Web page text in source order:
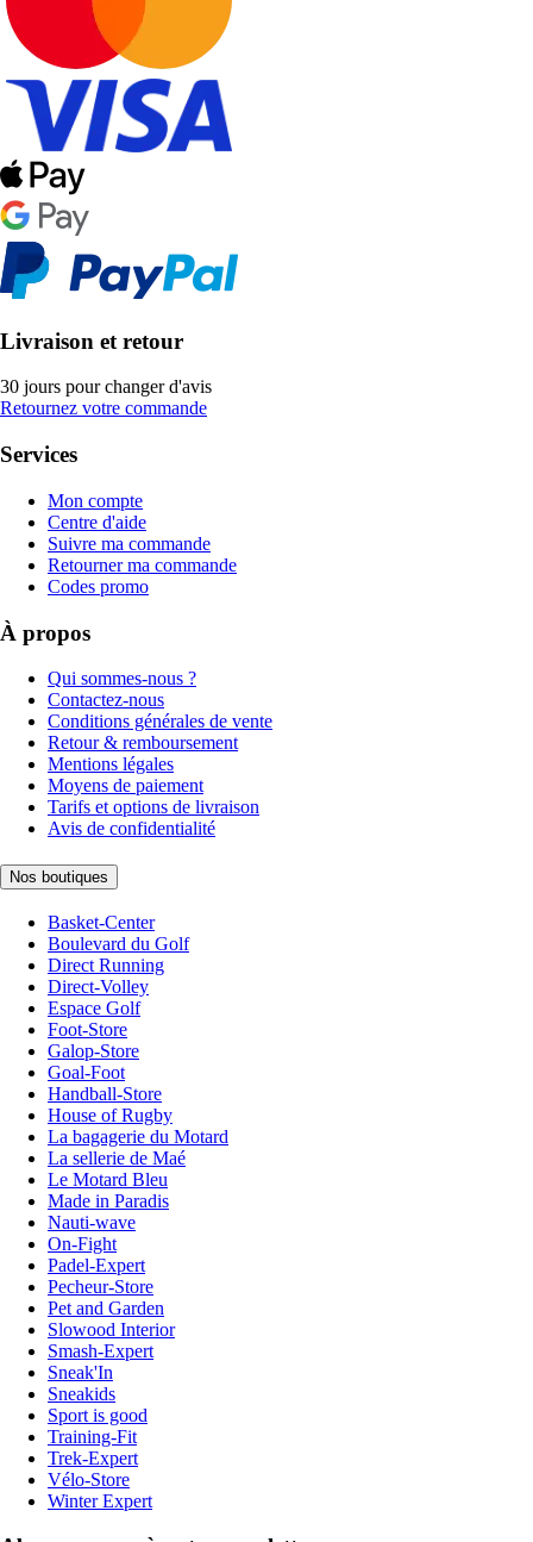
Livraison et retour
30 jours pour changer d'avis
Retournez votre commande
Services
Mon compte
Centre d'aide
Suivre ma commande
Retourner ma commande
Codes promo
À propos
Qui sommes-nous ?
Contactez-nous
Conditions générales de vente
Retour & remboursement
Mentions légales
Moyens de paiement
Tarifs et options de livraison
Avis de confidentialité
Nos boutiques
Basket-Center
Boulevard du Golf
Direct Running
Direct-Volley
Espace Golf
Foot-Store
Galop-Store
Goal-Foot
Handball-Store
House of Rugby
La bagagerie du Motard
La sellerie de Maé
Le Motard Bleu
Made in Paradis
Nauti-wave
On-Fight
Padel-Expert
Pecheur-Store
Pet and Garden
Slowood Interior
Smash-Expert
Sneak'In
Sneakids
Sport is good
Training-Fit
Trek-Expert
Vélo-Store
Winter Expert